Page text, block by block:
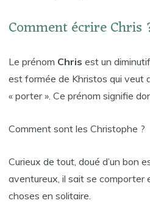
Comment écrire Chris
Le prénom Chris est un
est formée de Khristos qui veut
« porter ». Ce prénom signifie
Comment sont les Christophe ?
Curieux de tout, doué d’un bon
aventureux, il sait se comporter
choses en solitaire.